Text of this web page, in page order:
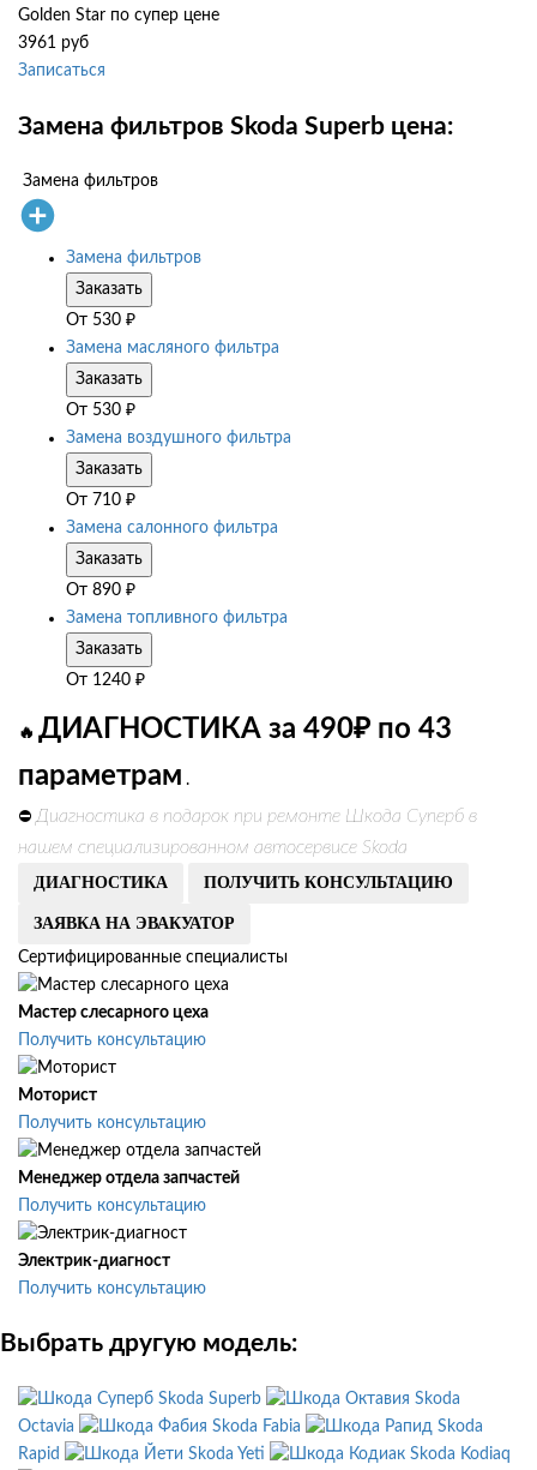
Golden Star по супер цене
3961 руб
Записаться
Замена фильтров Skoda Superb цена:
Замена фильтров
Замена фильтров
Заказать
От 530 ₽
Замена масляного фильтра
Заказать
От 530 ₽
Замена воздушного фильтра
Заказать
От 710 ₽
Замена салонного фильтра
Заказать
От 890 ₽
Замена топливного фильтра
Заказать
От 1240 ₽
🔥 ДИАГНОСТИКА за 490₽ по 43
параметрам .
⛔ Диагностика в подарок при ремонте Шкода Суперб в
нашем специализированном автосервисе Skoda
ДИАГНОСТИКА ПОЛУЧИТЬ КОНСУЛЬТАЦИЮ
ЗАЯВКА НА ЭВАКУАТОР
Сертифицированные специалисты
Мастер слесарного цеха
Получить консультацию
Моторист
Получить консультацию
Менеджер отдела запчастей
Получить консультацию
Электрик-диагност
Получить консультацию
Выбрать другую модель:
Skoda Superb
Skoda
Octavia
Skoda Fabia
Skoda
Rapid
Skoda Yeti Skoda Kodiaq